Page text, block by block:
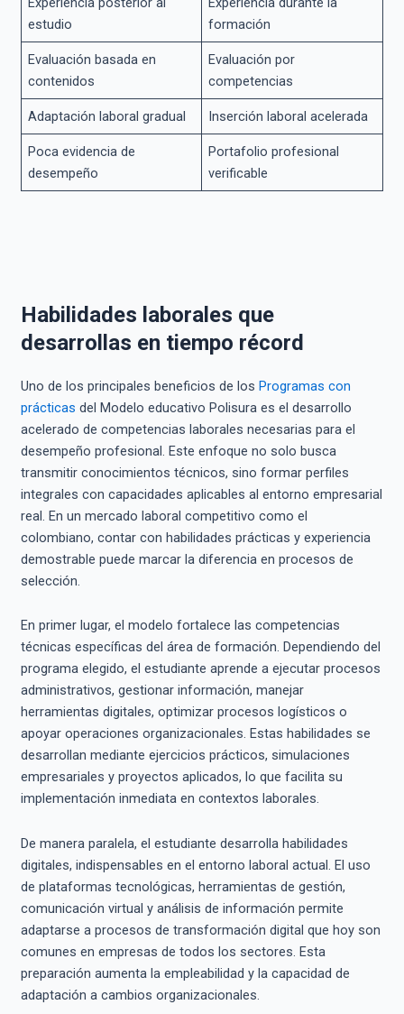
estudio
formación
Evaluación basada en
contenidos
Evaluación por
competencias
Adaptación laboral gradual Inserción laboral acelerada
Poca evidencia de
desempeño
Portafolio profesional
verificable
Habilidades laborales que
desarrollas en tiempo récord
Uno de los principales beneficios de los Programas con
prácticas del Modelo educativo Polisura es el desarrollo
acelerado de competencias laborales necesarias para el
desempeño profesional. Este enfoque no solo busca
transmitir conocimientos técnicos, sino formar perfiles
integrales con capacidades aplicables al entorno empresarial
real. En un mercado laboral competitivo como el
colombiano, contar con habilidades prácticas y experiencia
demostrable puede marcar la diferencia en procesos de
selección.
En primer lugar, el modelo fortalece las competencias
técnicas específicas del área de formación. Dependiendo del
programa elegido, el estudiante aprende a ejecutar procesos
administrativos, gestionar información, manejar
herramientas digitales, optimizar procesos logísticos o
apoyar operaciones organizacionales. Estas habilidades se
desarrollan mediante ejercicios prácticos, simulaciones
empresariales y proyectos aplicados, lo que facilita su
implementación inmediata en contextos laborales.
De manera paralela, el estudiante desarrolla habilidades
digitales, indispensables en el entorno laboral actual. El uso
de plataformas tecnológicas, herramientas de gestión,
comunicación virtual y análisis de información permite
adaptarse a procesos de transformación digital que hoy son
comunes en empresas de todos los sectores. Esta
preparación aumenta la empleabilidad y la capacidad de
adaptación a cambios organizacionales.